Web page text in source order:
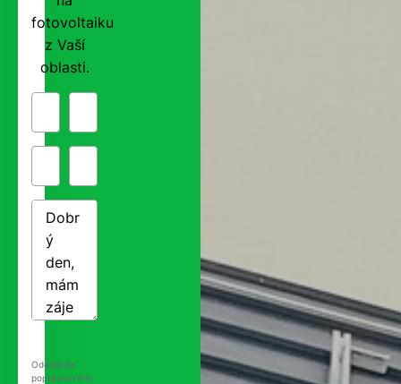
fotovoltaiku
z Vaší
oblasti.
Odesláním
poptávkového